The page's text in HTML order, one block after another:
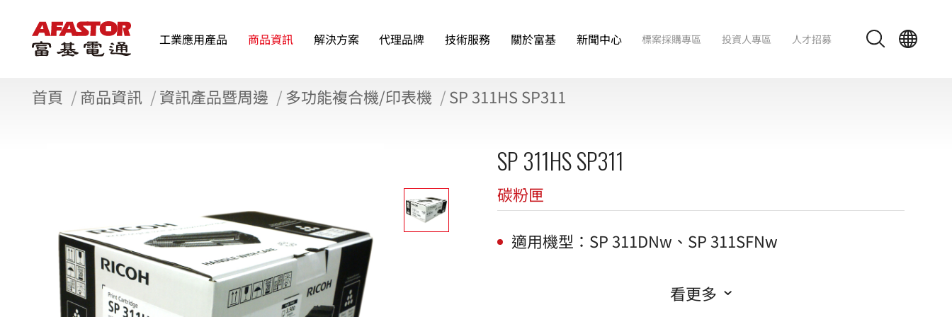
工業應用產品 商品資訊 解決方案 代理品牌 技術服務 關於富基 新聞中心 標案採購專區 投資人專區 人才招募
首頁 商品資訊 資訊產品暨周邊 多功能複合機/印表機 SP 311HS SP311
SP 311HS SP311
碳粉匣
適用機型：SP 311DNw、SP 311SFNw
看更多